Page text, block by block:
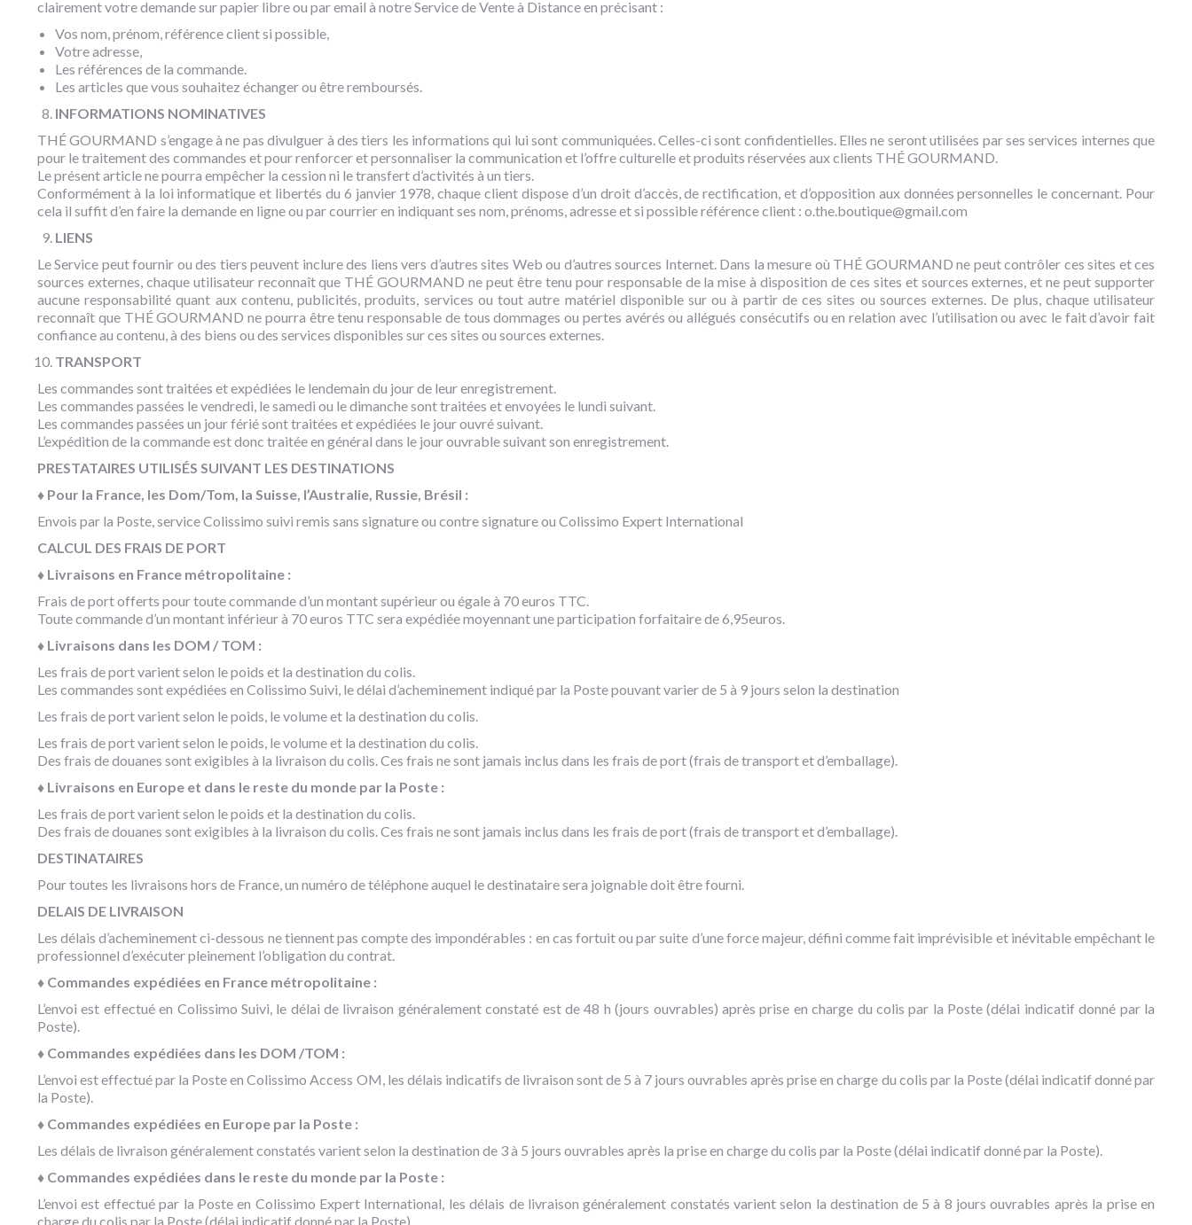
clairement votre demande sur papier libre ou par email à notre Service de Vente à Distance en précisant :
Vos nom, prénom, référence client si possible,
Votre adresse,
Les références de la commande.
Les articles que vous souhaitez échanger ou être remboursés.
INFORMATIONS NOMINATIVES
THÉ GOURMAND s’engage à ne pas divulguer à des tiers les informations qui lui sont communiquées. Celles-ci sont confidentielles. Elles ne seront utilisées par ses services internes que
pour le traitement des commandes et pour renforcer et personnaliser la communication et l’offre culturelle et produits réservées aux clients THÉ GOURMAND.
Le présent article ne pourra empêcher la cession ni le transfert d’activités à un tiers.
Conformément à la loi informatique et libertés du 6 janvier 1978, chaque client dispose d’un droit d’accès, de rectification, et d’opposition aux données personnelles le concernant. Pour
cela il suffit d’en faire la demande en ligne ou par courrier en indiquant ses nom, prénoms, adresse et si possible référence client : o.the.boutique@gmail.com
LIENS
Le Service peut fournir ou des tiers peuvent inclure des liens vers d’autres sites Web ou d’autres sources Internet. Dans la mesure où THÉ GOURMAND ne peut contrôler ces sites et ces
sources externes, chaque utilisateur reconnaît que THÉ GOURMAND ne peut être tenu pour responsable de la mise à disposition de ces sites et sources externes, et ne peut supporter
aucune responsabilité quant aux contenu, publicités, produits, services ou tout autre matériel disponible sur ou à partir de ces sites ou sources externes. De plus, chaque utilisateur
reconnaît que THÉ GOURMAND ne pourra être tenu responsable de tous dommages ou pertes avérés ou allégués consécutifs ou en relation avec l’utilisation ou avec le fait d’avoir fait
confiance au contenu, à des biens ou des services disponibles sur ces sites ou sources externes.
TRANSPORT
Les commandes sont traitées et expédiées le lendemain du jour de leur enregistrement.
Les commandes passées le vendredi, le samedi ou le dimanche sont traitées et envoyées le lundi suivant.
Les commandes passées un jour férié sont traitées et expédiées le jour ouvré suivant.
L’expédition de la commande est donc traitée en général dans le jour ouvrable suivant son enregistrement.
PRESTATAIRES UTILISÉS SUIVANT LES DESTINATIONS
♦ Pour la France, les Dom/Tom, la Suisse, l’Australie, Russie, Brésil :
Envois par la Poste, service Colissimo suivi remis sans signature ou contre signature ou Colissimo Expert International
CALCUL DES FRAIS DE PORT
♦ Livraisons en France métropolitaine :
Frais de port offerts pour toute commande d’un montant supérieur ou égale à 70 euros TTC.
Toute commande d’un montant inférieur à 70 euros TTC sera expédiée moyennant une participation forfaitaire de 6,95euros.
♦ Livraisons dans les DOM / TOM :
Les frais de port varient selon le poids et la destination du colis.
Les commandes sont expédiées en Colissimo Suivi, le délai d’acheminement indiqué par la Poste pouvant varier de 5 à 9 jours selon la destination
Les frais de port varient selon le poids, le volume et la destination du colis.
Les frais de port varient selon le poids, le volume et la destination du colis.
Des frais de douanes sont exigibles à la livraison du colis. Ces frais ne sont jamais inclus dans les frais de port (frais de transport et d’emballage).
♦ Livraisons en Europe et dans le reste du monde par la Poste :
Les frais de port varient selon le poids et la destination du colis.
Des frais de douanes sont exigibles à la livraison du colis. Ces frais ne sont jamais inclus dans les frais de port (frais de transport et d’emballage).
DESTINATAIRES
Pour toutes les livraisons hors de France, un numéro de téléphone auquel le destinataire sera joignable doit être fourni.
DELAIS DE LIVRAISON
Les délais d’acheminement ci-dessous ne tiennent pas compte des impondérables : en cas fortuit ou par suite d’une force majeur, défini comme fait imprévisible et inévitable empêchant le
professionnel d’exécuter pleinement l’obligation du contrat.
♦ Commandes expédiées en France métropolitaine :
L’envoi est effectué en Colissimo Suivi, le délai de livraison généralement constaté est de 48 h (jours ouvrables) après prise en charge du colis par la Poste (délai indicatif donné par la
Poste).
♦ Commandes expédiées dans les DOM /TOM :
L’envoi est effectué par la Poste en Colissimo Access OM, les délais indicatifs de livraison sont de 5 à 7 jours ouvrables après prise en charge du colis par la Poste (délai indicatif donné par
la Poste).
♦ Commandes expédiées en Europe par la Poste :
Les délais de livraison généralement constatés varient selon la destination de 3 à 5 jours ouvrables après la prise en charge du colis par la Poste (délai indicatif donné par la Poste).
♦ Commandes expédiées dans le reste du monde par la Poste :
L’envoi est effectué par la Poste en Colissimo Expert International, les délais de livraison généralement constatés varient selon la destination de 5 à 8 jours ouvrables après la prise en
charge du colis par la Poste (délai indicatif donné par la Poste).